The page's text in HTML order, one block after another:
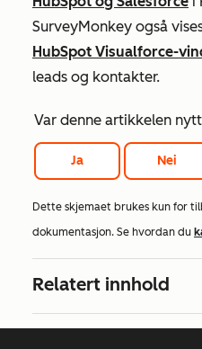
SurveyMonkey også
HubSpot Visualforce-
leads og kontakter.
Var denne artikkelen
Ja Nei
Dette skjemaet brukes kun for
dokumentasjon. Se hvordan du
Relatert innhold